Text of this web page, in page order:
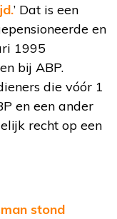
’ Dat is een
en
1995
bij ABP.
die vóór 1
en een ander
recht op een
stond